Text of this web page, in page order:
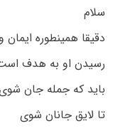
سلام
دقیقا همینطوره
رسیدن او به هدف
باید که جمله جان
تا لایق جانان شوی